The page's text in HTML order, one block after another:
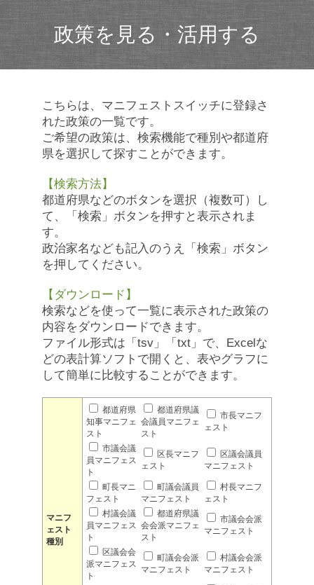
政策を見る・活用する
こちらは、マニフェストスイッチに登録さ
れた政策の一覧です。
ご希望の政策は、検索機能で種別や都道府
県を選択して探すことができます。
【検索方法】
都道府県などのボタンを選択（複数可）し
て、「検索」ボタンを押すと表示されま
す。
政治家名なども記入のうえ「検索」ボタン
を押してください。
【ダウンロード】
検索などを使って一覧に表示された政策の
内容をダウンロードできます。
ファイル形式は「tsv」「txt」で、Excelな
どの表計算ソフトで開くと、表やグラフに
して簡単に比較することができます。
マニフ
ェスト
種別
都道府県
知事マニフェ
スト
都道府県議
会議員マニフェ
スト
市長マニフ
ェスト
市議会議
員マニフェス
ト
区長マニフ
ェスト
区議会議員
マニフェスト
町長マニ
フェスト
町議会議員
マニフェスト
村長マニフ
ェスト
村議会議
員マニフェス
ト
都道府県議
会会派マニフェ
スト
市議会会派
マニフェスト
区議会会
派マニフェス
ト
町議会会派
マニフェスト
村議会会派
マニフェスト